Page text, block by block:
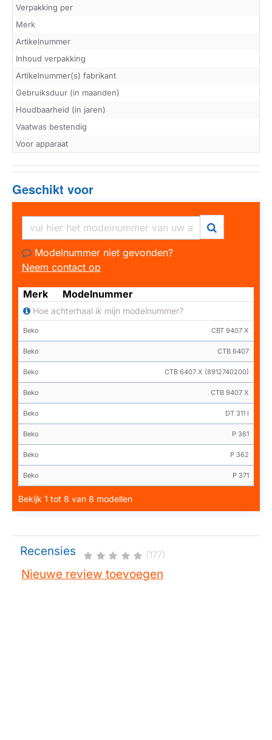
Verpakking per
Merk
Artikelnummer
Inhoud verpakking
Artikelnummer(s) fabrikant
Gebruiksduur (in maanden)
Houdbaarheid (in jaren)
Vaatwas bestendig
Voor apparaat
Geschikt voor
Modelnummer niet gevonden?
Neem contact op
Merk Modelnummer
Hoe achterhaal ik mijn modelnummer?
Beko CBT 9407 X
Beko CTB 6407
Beko CTB 6407 X (8912740200)
Beko CTB 9407 X
Beko DT 311 I
Beko P 361
Beko P 362
Beko P 371
Bekijk 1 tot 8 van 8 modellen
Recensies (177)
Nieuwe review toevoegen